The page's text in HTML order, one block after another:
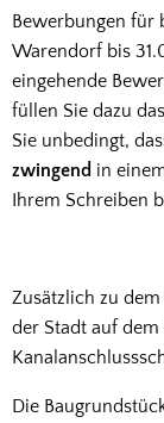
Bewerbungen für
Warendorf bis
eingehende
füllen Sie dazu
Sie unbedingt,
zwingend in
Ihrem Schreiben
Zusätzlich zu
der Stadt auf
Die